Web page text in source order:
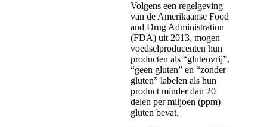
Volgens een regelgeving
van de Amerikaanse Food
and Drug Administration
(FDA) uit 2013, mogen
voedselproducenten hun
producten als “glutenvrij”,
“geen gluten” en “zonder
gluten” labelen als hun
product minder dan 20
delen per miljoen (ppm)
gluten bevat.